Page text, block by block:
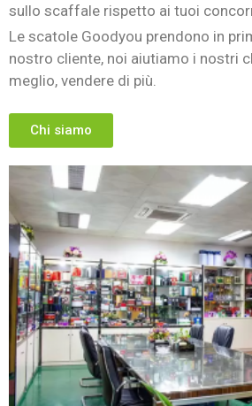
sullo scaffale rispetto ai tuoi
Le scatole Goodyou prendono in
nostro cliente, noi aiutiamo i nostri
meglio, vendere di più.
Chi siamo
Si prega di selezionare sotto
Casa.